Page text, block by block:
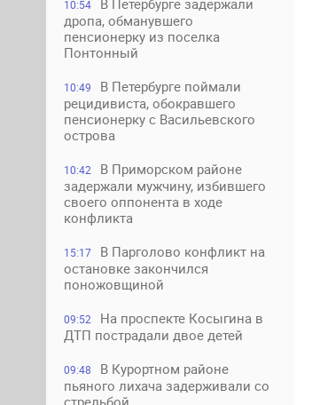
10:54
В Петербурге задержали
дропа, обманувшего
пенсионерку из поселка
Понтонный
10:49
В Петербурге поймали
рецидивиста, обокравшего
пенсионерку с Васильевского
острова
10:42
В Приморском районе
задержали мужчину, избившего
своего оппонента в ходе
конфликта
15:17
В Парголово конфликт на
остановке закончился
поножовщиной
09:52
На проспекте Косыгина в
ДТП пострадали двое детей
09:48
В Курортном районе
пьяного лихача задерживали со
стрельбой